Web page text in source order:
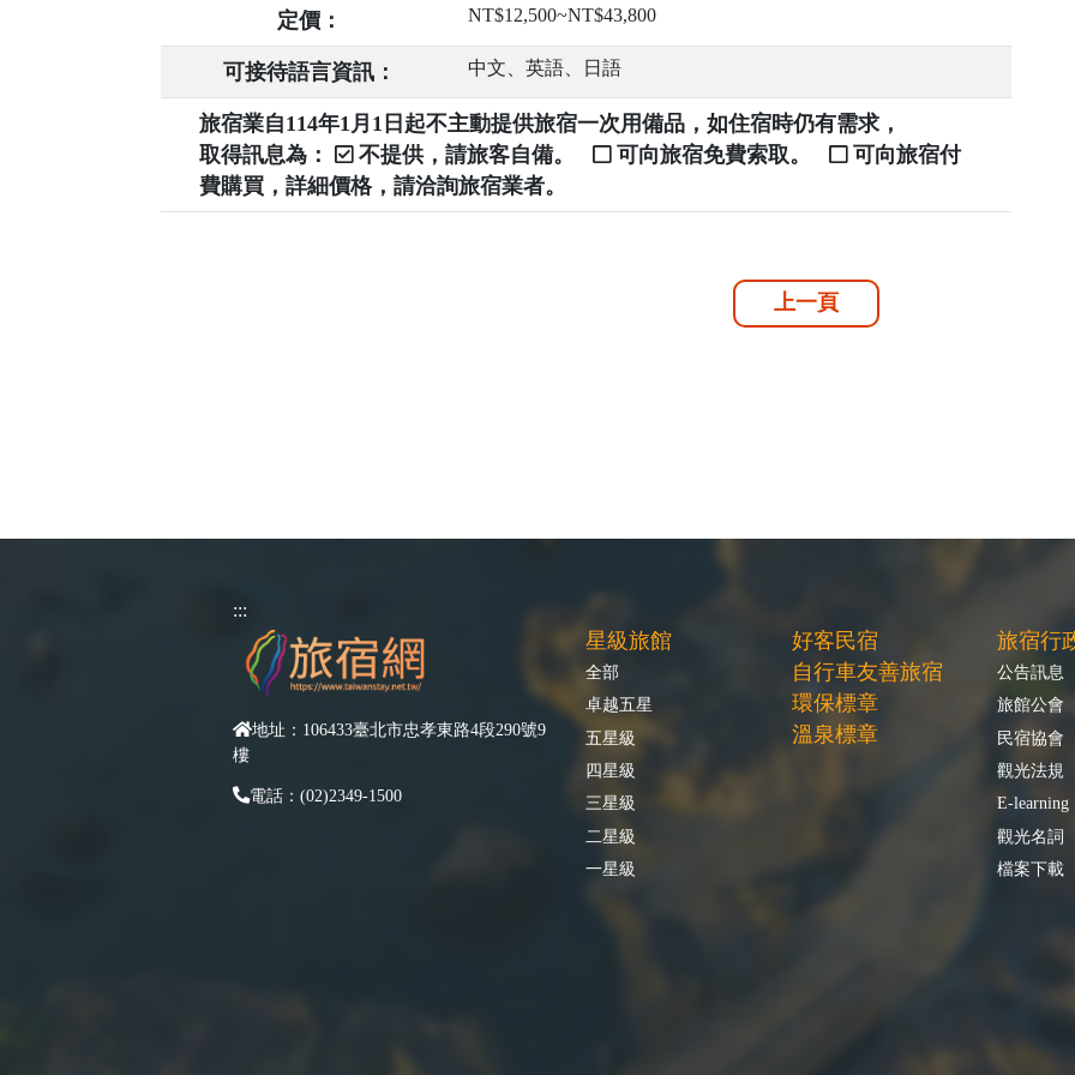
定價： NT$12,500~NT$43,800
可接待語言資訊： 中文、英語、日語
旅宿業自114年1月1日起不主動提供旅宿一次用備品，如住宿時仍有需求，
取得訊息為：
不提供，請旅客自備。 可向旅宿免費索取。
可向旅宿付
費購買，詳細價格，請洽詢旅宿業者。
上一頁
:::
地址：106433臺北市忠孝東路4段290號9
樓
電話：(02)2349-1500
星級旅館
全部
卓越五星
五星級
四星級
三星級
二星級
一星級
好客民宿
自行車友善旅宿
環保標章
溫泉標章
旅宿行
公告訊息
旅館公會
民宿協會
觀光法規
E-learning
觀光名詞
檔案下載